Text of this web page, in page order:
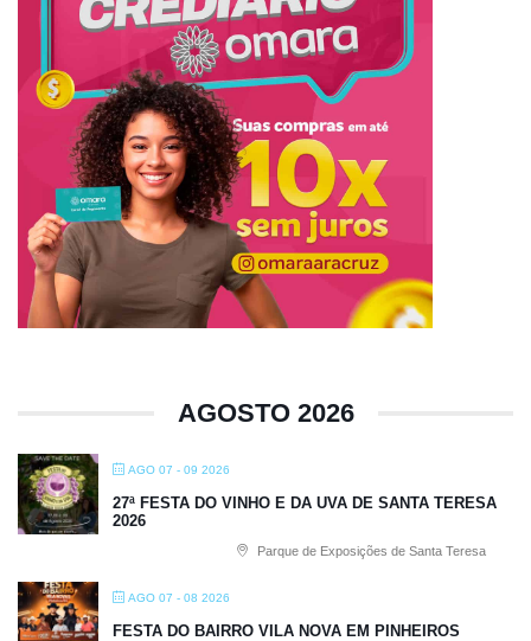
AGOSTO 2026
AGO 07 - 09 2026
27ª FESTA DO VINHO E DA UVA DE SANTA TERESA
2026
Parque de Exposições de Santa Teresa
AGO 07 - 08 2026
FESTA DO BAIRRO VILA NOVA EM PINHEIROS